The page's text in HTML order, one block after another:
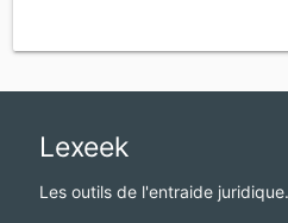
Lexeek
Les outils de l'entraide juridique.